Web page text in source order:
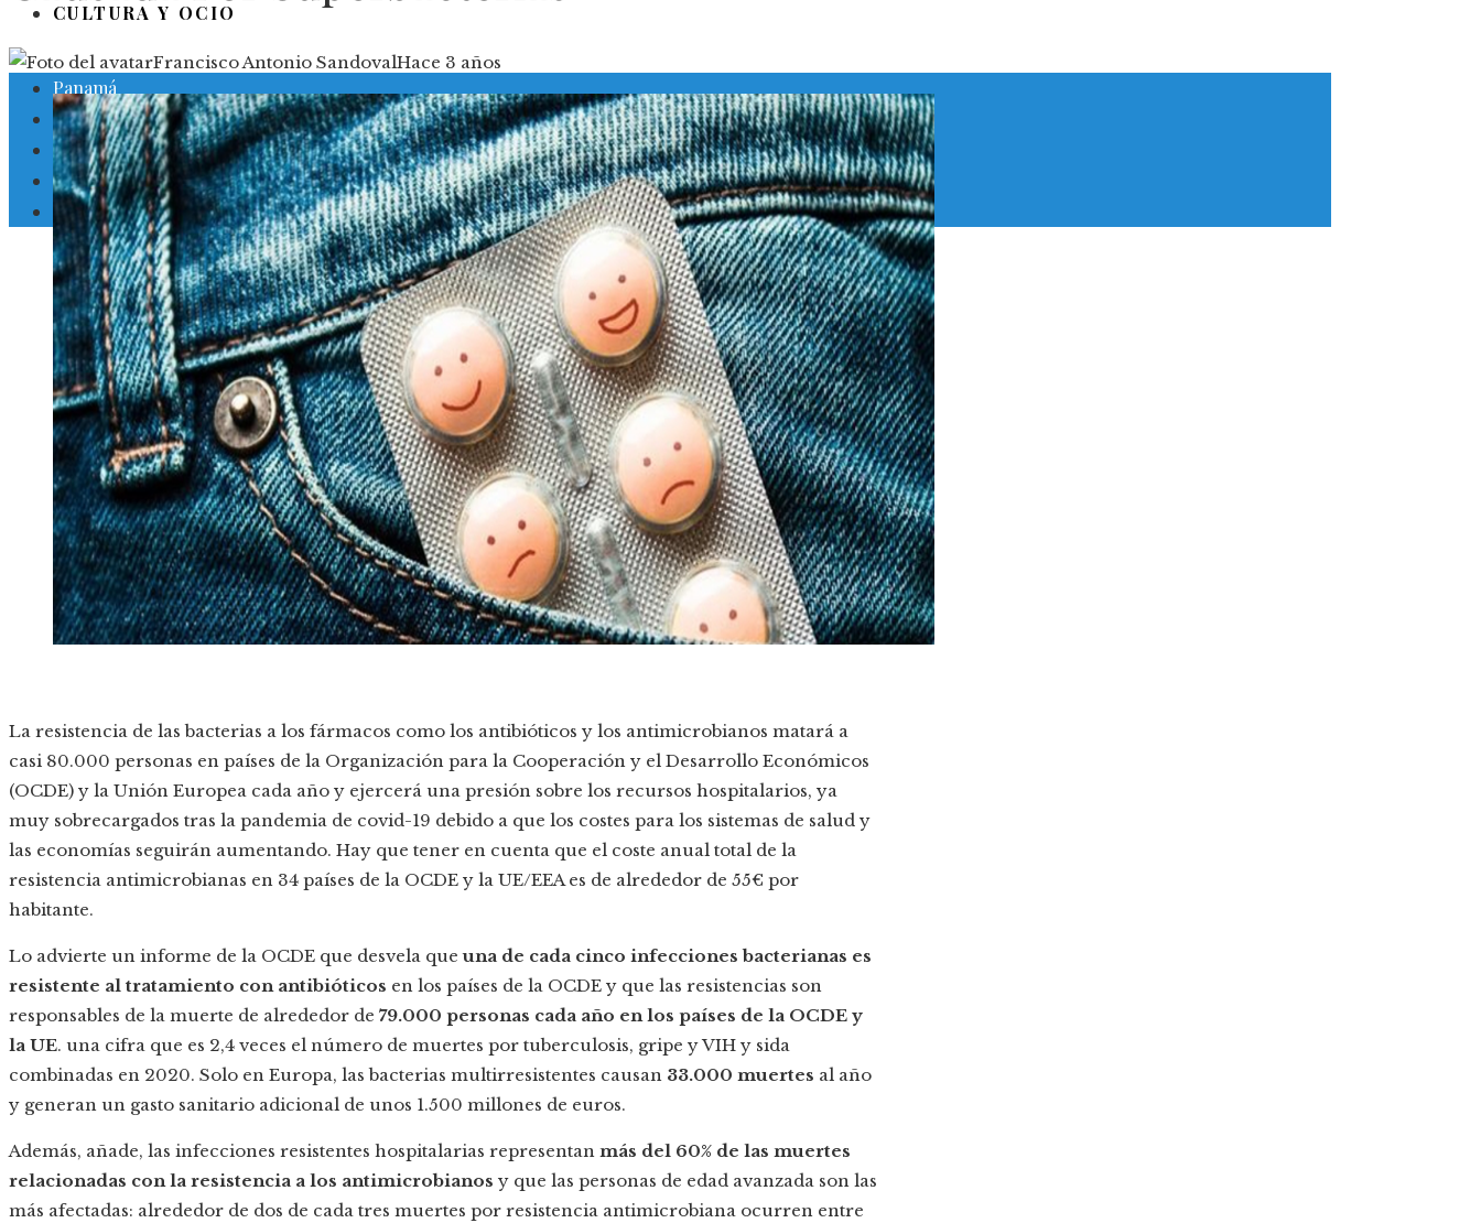
CULTURA Y OCIO
Panamá
Inversiones y negocios
Responsabilidad social
Ciencia y tecnología
Cultura y ocio
Francisco Antonio SandovalHace 3 años
La resistencia de las bacterias a los fármacos como los antibióticos y los antimicrobianos matará a
casi 80.000 personas en países de la Organización para la Cooperación y el Desarrollo Económicos
(OCDE) y la Unión Europea cada año y ejercerá una presión sobre los recursos hospitalarios, ya
muy sobrecargados tras la pandemia de covid-19 debido a que los costes para los sistemas de salud y
las economías seguirán aumentando. Hay que tener en cuenta que el coste anual total de la
resistencia antimicrobianas en 34 países de la OCDE y la UE/EEA es de alrededor de 55€ por
habitante.
Lo advierte un informe de la OCDE que desvela queuna de cada cinco infecciones bacterianas es
resistente al tratamiento con antibióticos en los países de la OCDE y que las resistencias son
responsables de la muerte de alrededor de 79.000 personas cada año en los países de la OCDE y
la UE. una cifra que es 2,4 veces el número de muertes por tuberculosis, gripe y VIH y sida
combinadas en 2020. Solo en Europa, las bacterias multirresistentes causan 33.000 muertes al año
y generan un gasto sanitario adicional de unos 1.500 millones de euros.
Además, añade, las infecciones resistentes hospitalarias representan más del 60% de las muertes
relacionadas con la resistencia a los antimicrobianos y que las personas de edad avanzada son las
más afectadas: alrededor de dos de cada tres muertes por resistencia antimicrobiana ocurren entre